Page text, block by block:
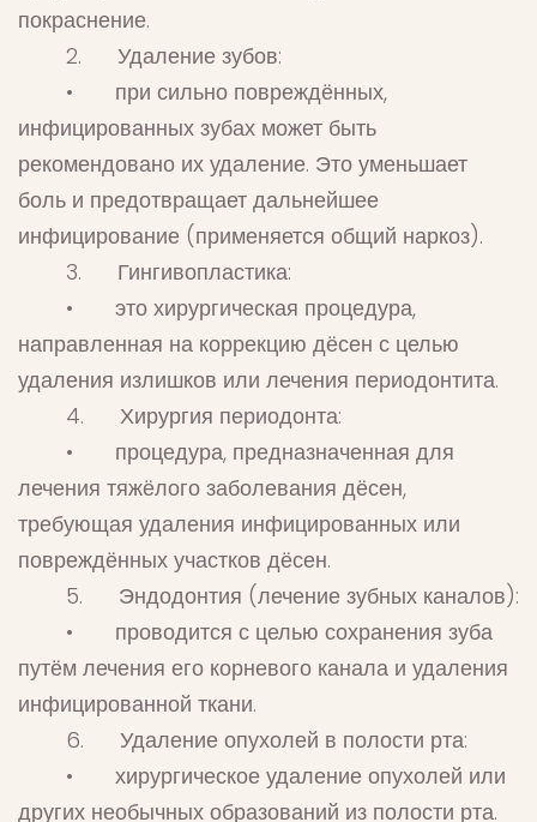
покраснение.
2. Удаление зубов:
• при сильно повреждённых,
инфицированных зубах может быть
рекомендовано их удаление. Это уменьшает
боль и предотвращает дальнейшее
инфицирование (применяется общий наркоз).
3. Гингивопластика:
• это хирургическая процедура,
направленная на коррекцию дёсен с целью
удаления излишков или лечения периодонтита.
4. Хирургия периодонта:
• процедура, предназначенная для
лечения тяжёлого заболевания дёсен,
требующая удаления инфицированных или
повреждённых участков дёсен.
5. Эндодонтия (лечение зубных каналов):
• проводится с целью сохранения зуба
путём лечения его корневого канала и удаления
инфицированной ткани.
6. Удаление опухолей в полости рта:
• хирургическое удаление опухолей или
других необычных образований из полости рта.